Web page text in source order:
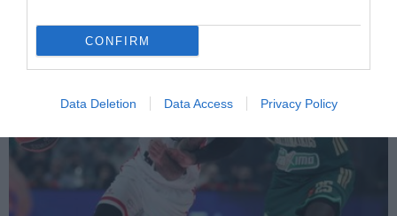
CONFIRM
Data Deletion Data Access Privacy Policy